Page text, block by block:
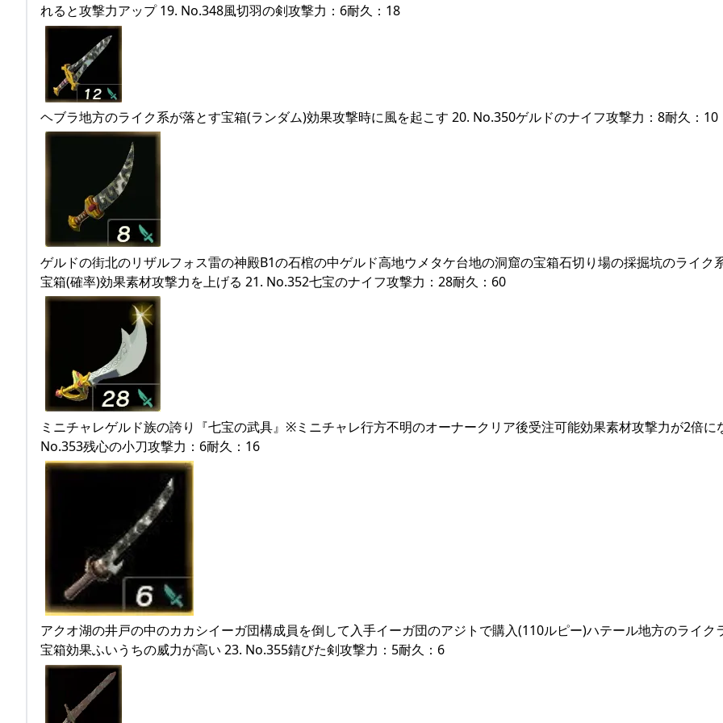
れると攻撃力アップ 19. No.348風切羽の剣攻撃力：6耐久：18
ヘブラ地方のライク系が落とす宝箱(ランダム)効果攻撃時に風を起こす 20. No.350ゲルドのナイフ攻撃力：8耐久：10
ゲルドの街北のリザルフォス雷の神殿B1の石棺の中ゲルド高地ウメタケ台地の洞窟の宝箱石切り場の採掘坑のライク
宝箱(確率)効果素材攻撃力を上げる 21. No.352七宝のナイフ攻撃力：28耐久：60
ミニチャレゲルド族の誇り『七宝の武具』※ミニチャレ行方不明のオーナークリア後受注可能効果素材攻撃力が2倍に
No.353残心の小刀攻撃力：6耐久：16
アクオ湖の井戸の中のカカシイーガ団構成員を倒して入手イーガ団のアジトで購入(110ルピー)ハテール地方のライク
宝箱効果ふいうちの威力が高い 23. No.355錆びた剣攻撃力：5耐久：6